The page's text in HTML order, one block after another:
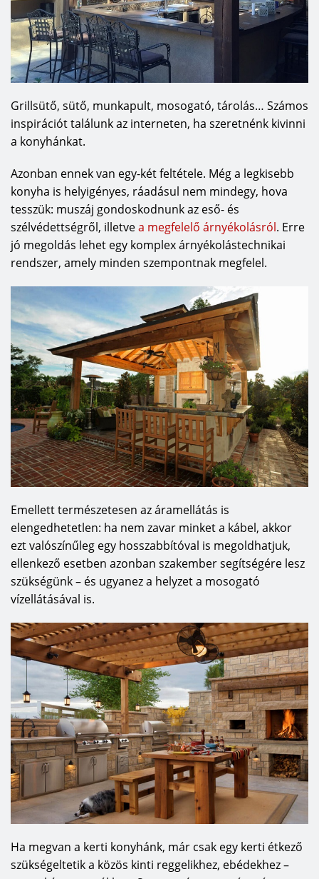
Grillsütő, sütő, munkapult, mosogató, tárolás… Számos
inspirációt találunk az interneten, ha szeretnénk kivinni
a konyhánkat.
Azonban ennek van egy-két feltétele. Még a legkisebb
konyha is helyigényes, ráadásul nem mindegy, hova
tesszük: muszáj gondoskodnunk az eső- és
szélvédettségről, illetvea megfelelő árnyékolásról. Erre
jó megoldás lehet egy komplex árnyékolástechnikai
rendszer, amely minden szempontnak megfelel.
Emellett természetesen az áramellátás is
elengedhetetlen: ha nem zavar minket a kábel, akkor
ezt valószínűleg egy hosszabbítóval is megoldhatjuk,
ellenkező esetben azonban szakember segítségére lesz
szükségünk – és ugyanez a helyzet a mosogató
vízellátásával is.
Ha megvan a kerti konyhánk, már csak egy kerti étkező
szükségeltetik a közös kinti reggelikhez, ebédekhez –